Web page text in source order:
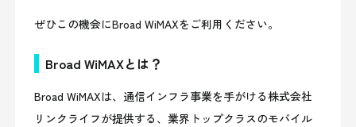
ぜひこの機会にBroad WiMAXをご利用ください。
Broad WiMAXとは？
Broad WiMAXは、通信インフラ事業を手がける株式会社
リンクライフが提供する、業界トップクラスのモバイル